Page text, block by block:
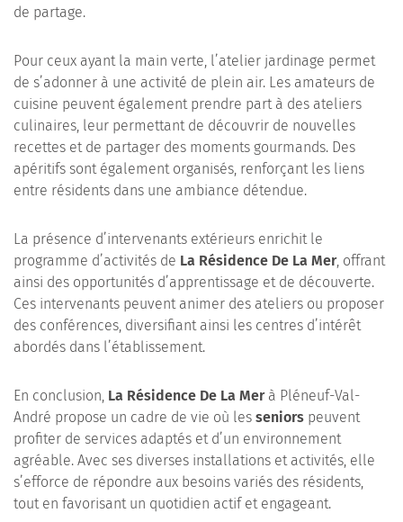
de partage.
Pour ceux ayant la main verte, l’atelier jardinage permet
de s’adonner à une activité de plein air. Les amateurs de
cuisine peuvent également prendre part à des ateliers
culinaires, leur permettant de découvrir de nouvelles
recettes et de partager des moments gourmands. Des
apéritifs sont également organisés, renforçant les liens
entre résidents dans une ambiance détendue.
La présence d’intervenants extérieurs enrichit le
programme d’activités de La Résidence De La Mer, offrant
ainsi des opportunités d’apprentissage et de découverte.
Ces intervenants peuvent animer des ateliers ou proposer
des conférences, diversifiant ainsi les centres d’intérêt
abordés dans l’établissement.
En conclusion, La Résidence De La Merà Pléneuf-Val-
André propose un cadre de vie où les seniors peuvent
profiter de services adaptés et d’un environnement
agréable. Avec ses diverses installations et activités, elle
s’efforce de répondre aux besoins variés des résidents,
tout en favorisant un quotidien actif et engageant.